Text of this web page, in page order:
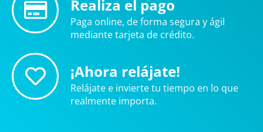
Realiza el pago
Paga online, de forma segura y ágil
mediante tarjeta de crédito.
¡Ahora relájate!
Relájate e invierte tu tiempo en lo que
realmente importa.